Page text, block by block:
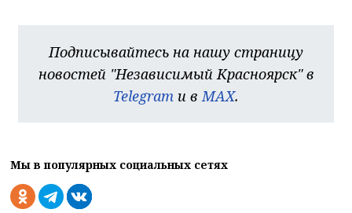
Подписывайтесь на нашу страницу
новостей "Независимый Красноярск" в
Telegram и в MAX.
Мы в популярных социальных сетях